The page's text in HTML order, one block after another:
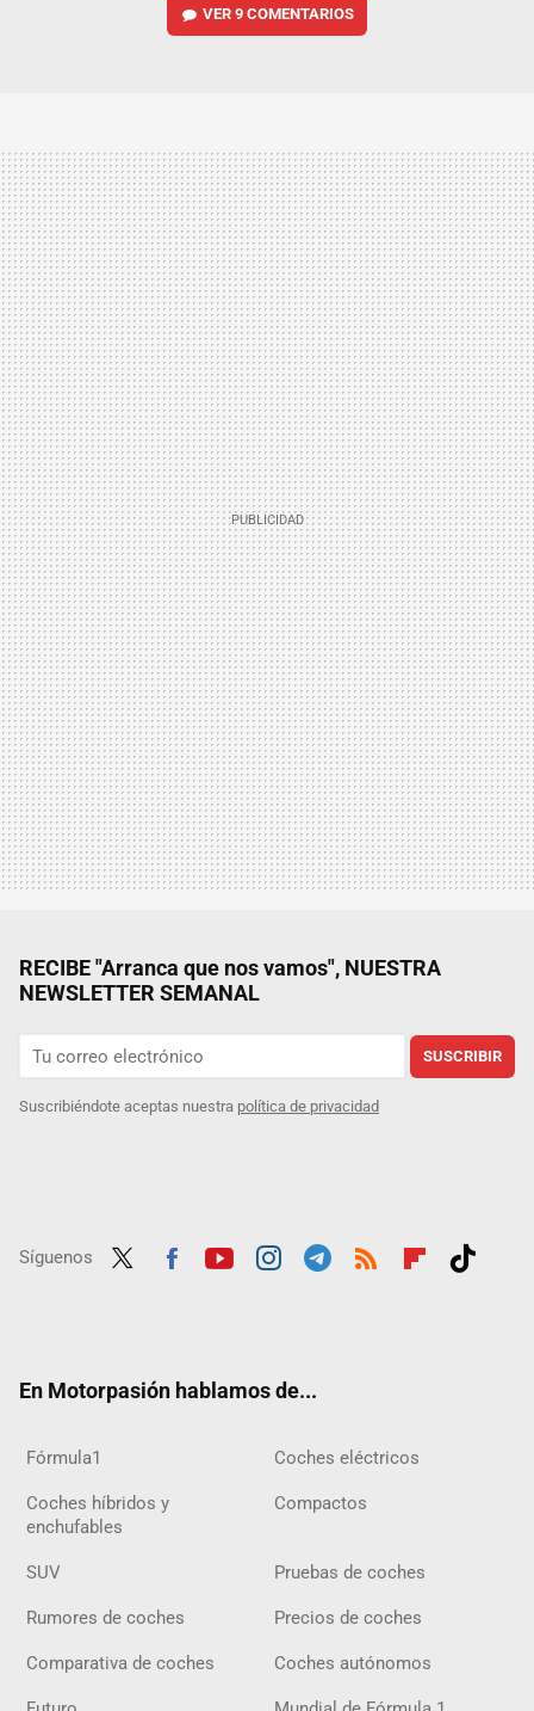
VER9 COMENTARIOS
RECIBE "Arranca que nos vamos", NUESTRA
NEWSLETTER SEMANAL
SUSCRIBIR
Suscribiéndote aceptas nuestra política de privacidad
Síguenos
En Motorpasión hablamos de...
Fórmula1 Coches eléctricos
Coches híbridos y
enchufables
Compactos
SUV Pruebas de coches
Rumores de coches Precios de coches
Comparativa de coches Coches autónomos